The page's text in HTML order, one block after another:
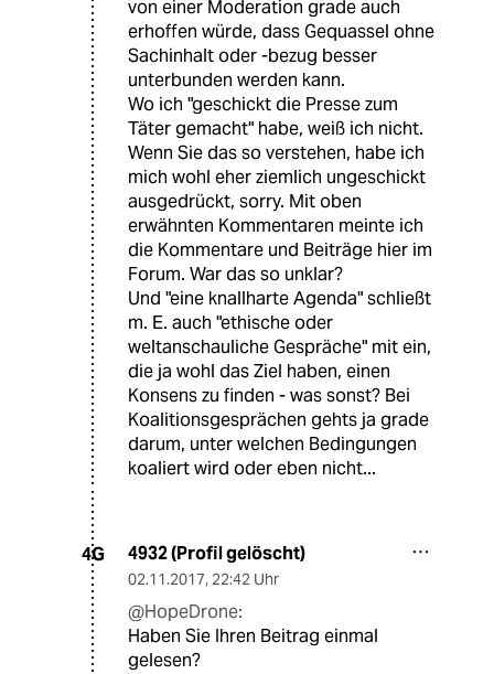
von einer Moderation grade auch
erhoffen würde, dass Gequassel ohne
Sachinhalt oder -bezug besser
unterbunden werden kann.
Wo ich "geschickt die Presse zum
Täter gemacht" habe, weiß ich nicht.
Wenn Sie das so verstehen, habe ich
mich wohl eher ziemlich ungeschickt
ausgedrückt, sorry. Mit oben
erwähnten Kommentaren meinte ich
die Kommentare und Beiträge hier im
Forum. War das so unklar?
Und "eine knallharte Agenda" schließt
m. E. auch "ethische oder
weltanschauliche Gespräche" mit ein,
die ja wohl das Ziel haben, einen
Konsens zu finden - was sonst? Bei
Koalitionsgesprächen gehts ja grade
darum, unter welchen Bedingungen
koaliert wird oder eben nicht...
4G 4932 (Profil gelöscht)
02.11.2017, 22:42 Uhr
@HopeDrone:
Haben Sie Ihren Beitrag einmal
gelesen?